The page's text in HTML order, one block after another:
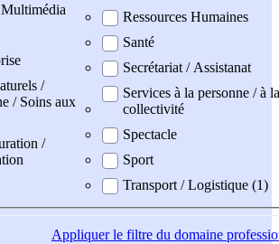
/
/ Soins aux
/
Ressources Humaines
Santé
Secrétariat / Assistanat
Services à la personne / à la
collectivité
Spectacle
Sport
Transport / Logistique (1)
Appliquerle filtre du domaine